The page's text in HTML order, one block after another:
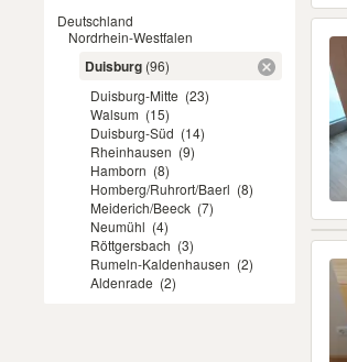
Deutschland
Nordrhein-Westfalen
Duisburg (96)
Duisburg-Mitte (23)
Walsum (15)
Duisburg-Süd (14)
Rheinhausen (9)
Hamborn (8)
Homberg/Ruhrort/Baerl (8)
Meiderich/Beeck (7)
Neumühl (4)
Röttgersbach (3)
Rumeln-Kaldenhausen (2)
Aldenrade (2)